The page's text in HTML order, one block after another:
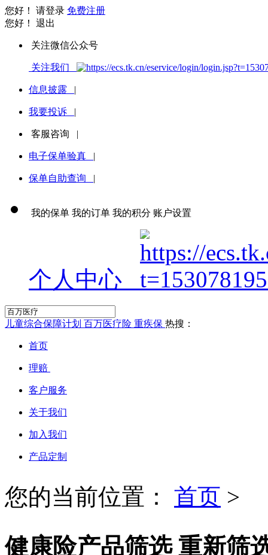
您好！ 请登录 免费注册
您好！ 退出
关注微信公众号
关注我们
信息披露 |
我要投诉 |
客服咨询 |
电子保单验真 |
保单自助查询 |
我的保单 我的订单 我的积分 账户设置
个人中心
儿童综合保障计划 百万医疗险 重疾保 热搜：
首页
理赔
客户服务
关于我们
加入我们
产品定制
您的当前位置： 首页 >
健康险产品筛选 重新筛